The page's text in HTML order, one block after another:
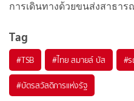
การเดินทางด้วยขนส่งสาธาร
Tag
#TSB #ไทย สมายล์ บัส #
#บัตรสวัสดิการแห่งรัฐ